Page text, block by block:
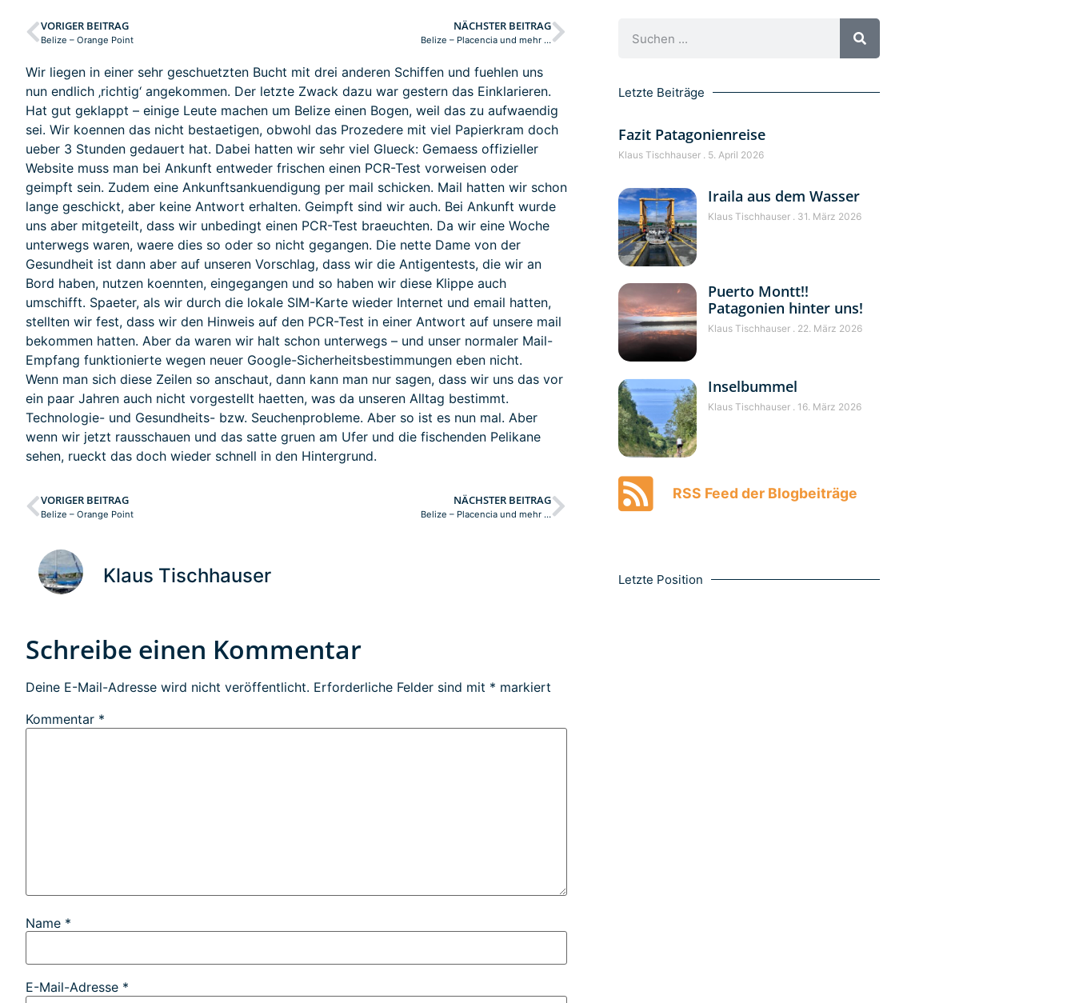
VORIGER BEITRAG
Belize – Orange Point
NÄCHSTER BEITRAG
Belize – Placencia und mehr …
Wir liegen in einer sehr geschuetzten Bucht mit drei anderen Schiffen und fuehlen uns
nun endlich ‚richtig‘ angekommen. Der letzte Zwack dazu war gestern das Einklarieren.
Hat gut geklappt – einige Leute machen um Belize einen Bogen, weil das zu aufwaendig
sei. Wir koennen das nicht bestaetigen, obwohl das Prozedere mit viel Papierkram doch
ueber 3 Stunden gedauert hat. Dabei hatten wir sehr viel Glueck: Gemaess offizieller
Website muss man bei Ankunft entweder frischen einen PCR-Test vorweisen oder
geimpft sein. Zudem eine Ankunftsankuendigung per mail schicken. Mail hatten wir schon
lange geschickt, aber keine Antwort erhalten. Geimpft sind wir auch. Bei Ankunft wurde
uns aber mitgeteilt, dass wir unbedingt einen PCR-Test braeuchten. Da wir eine Woche
unterwegs waren, waere dies so oder so nicht gegangen. Die nette Dame von der
Gesundheit ist dann aber auf unseren Vorschlag, dass wir die Antigentests, die wir an
Bord haben, nutzen koennten, eingegangen und so haben wir diese Klippe auch
umschifft. Spaeter, als wir durch die lokale SIM-Karte wieder Internet und email hatten,
stellten wir fest, dass wir den Hinweis auf den PCR-Test in einer Antwort auf unsere mail
bekommen hatten. Aber da waren wir halt schon unterwegs – und unser normaler Mail-
Empfang funktionierte wegen neuer Google-Sicherheitsbestimmungen eben nicht.
Wenn man sich diese Zeilen so anschaut, dann kann man nur sagen, dass wir uns das vor
ein paar Jahren auch nicht vorgestellt haetten, was da unseren Alltag bestimmt.
Technologie- und Gesundheits- bzw. Seuchenprobleme. Aber so ist es nun mal. Aber
wenn wir jetzt rausschauen und das satte gruen am Ufer und die fischenden Pelikane
sehen, rueckt das doch wieder schnell in den Hintergrund.
VORIGER BEITRAG
Belize – Orange Point
NÄCHSTER BEITRAG
Belize – Placencia und mehr …
Klaus Tischhauser
Schreibe einen Kommentar
Deine E-Mail-Adresse wird nicht veröffentlicht. Erforderliche Felder sind mit * markiert
Kommentar *
Name *
E-Mail-Adresse *
Letzte Beiträge
Fazit Patagonienreise
Klaus Tischhauser 5. April 2026
Iraila aus dem Wasser
Klaus Tischhauser 31. März 2026
Puerto Montt!!
Patagonien hinter uns!
Klaus Tischhauser 22. März 2026
Inselbummel
Klaus Tischhauser 16. März 2026
RSS Feed der Blogbeiträge
Letzte Position